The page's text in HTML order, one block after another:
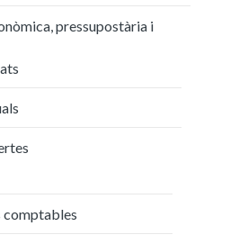
pressupostària i